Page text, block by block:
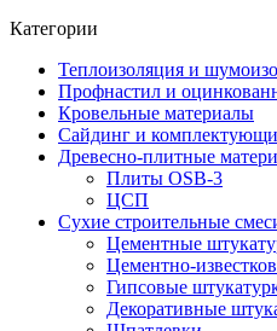
Категории
Теплоизоляция и
Профнастил и
Кровельные материалы
Сайдинг и
Древесно-плитные
Плиты OSB-3
ЦСП
Сухие строительные
Цементные
Цементно-
Гипсовые
Декоративные